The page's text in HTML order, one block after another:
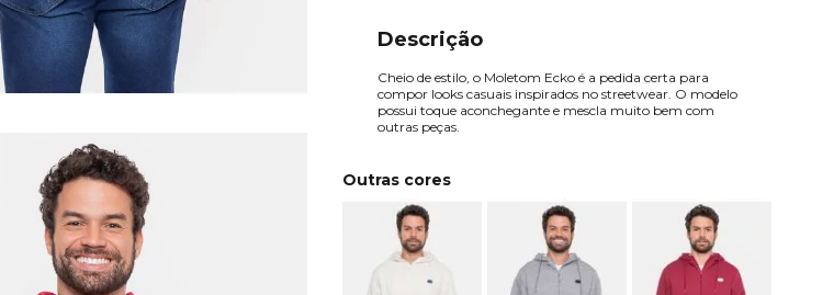
Descrição
Cheio de estilo, o Moletom Ecko é a pedida certa para
compor looks casuais inspirados no streetwear. O modelo
possui toque aconchegante e mescla muito bem com
outras peças.
Outras cores